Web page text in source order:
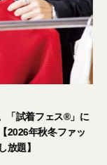
9月5日・6日開催。「
皆さまをご招待。【
＆美容アイテム試し放